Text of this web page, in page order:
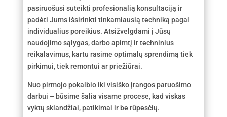
pasiruošusi suteikti profesionalią konsultaciją ir
padėti Jums išsirinkti tinkamiausią techniką pagal
individualius poreikius. Atsižvelgdami į Jūsų
naudojimo sąlygas, darbo apimtį ir techninius
reikalavimus, kartu rasime optimalų sprendimą tiek
pirkimui, tiek remontui ar priežiūrai.
Nuo pirmojo pokalbio iki visiško įrangos paruošimo
darbui – būsime šalia visame procese, kad viskas
vyktų sklandžiai, patikimai ir be rūpesčių.